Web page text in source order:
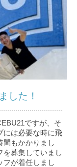
した！
ですが、そ
には必要な時に飛
間もかかりまし
を募集していまし
フが着任しまし